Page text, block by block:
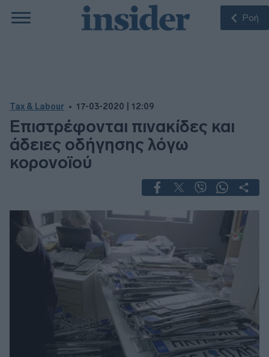
Ροή
Tax & Labour 17-03-2020 | 12:09
Επιστρέφονται πινακίδες και
άδειες οδήγησης λόγω
κορονοϊού